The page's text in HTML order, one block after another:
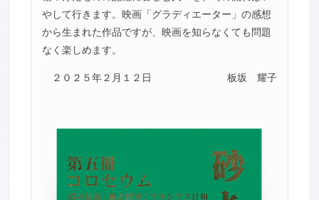
やして行きます。映画「グラディエーター」の感想
から生まれた作品ですが、映画を知らなくても問題
なく楽しめます。
２０２５年２月１２日 板坂 耀子